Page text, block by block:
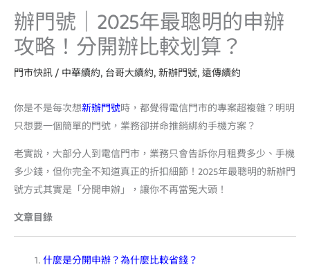
辦門號｜2025年最聰明的申辦
攻略！分開辦比較划算？
門市快訊 / 中華續約, 台哥大續約, 新辦門號, 遠傳續約
你是不是每次想新辦門號時，都覺得電信門市的專案超複雜？明明
只想要一個簡單的門號，業務卻拼命推銷綁約手機方案？
老實說，大部分人到電信門市，業務只會告訴你月租費多少、手機
多少錢，但你完全不知道真正的折扣細節！2025年最聰明的新辦門
號方式其實是「分開申辦」，讓你不再當冤大頭！
文章目錄
什麼是分開申辦？為什麼比較省錢？